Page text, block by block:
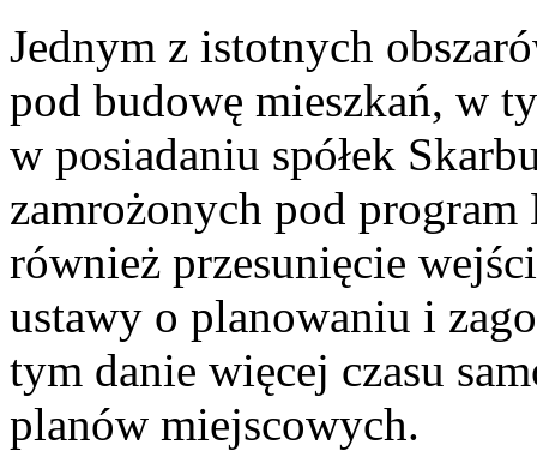
Jednym z istotnych
pod budowę mieszkań, w
w posiadaniu spółek
zamrożonych pod program
również przesunięcie
ustawy o planowaniu i
tym danie więcej czasu
planów miejscowych.